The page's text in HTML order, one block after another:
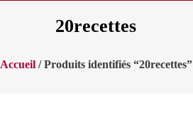
20recettes
Accueil/ Produits identifiés “20recettes”